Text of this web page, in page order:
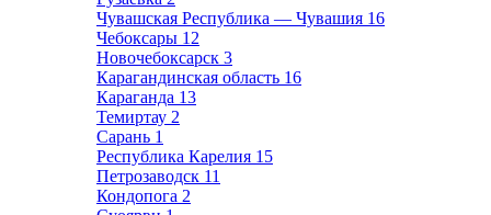
Чувашская Республика — Чувашия 16
Чебоксары 12
Новочебоксарск 3
Карагандинская область 16
Караганда 13
Темиртау 2
Сарань 1
Республика Карелия 15
Петрозаводск 11
Кондопога 2